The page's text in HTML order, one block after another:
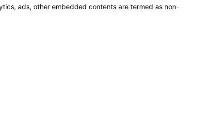
ads, other embedded contents are termed as non-